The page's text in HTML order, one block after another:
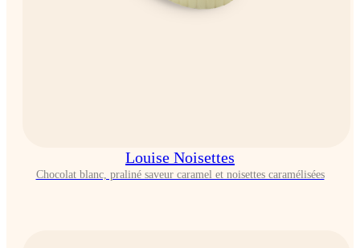
Louise Noisettes
Chocolat blanc, praliné saveur caramel et noisettes caramélisées